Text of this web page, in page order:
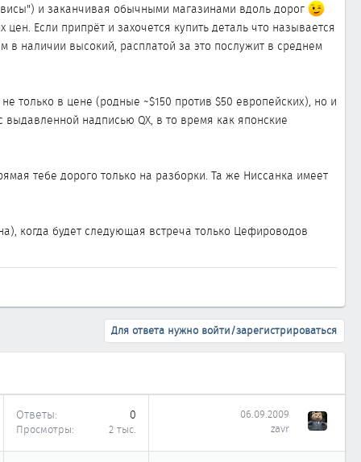
и заканчивая обычными магазинами вдоль дорог
Если припрёт и захочется купить деталь что называется
наличии высокий, расплатой за это послужит в среднем
только в цене (родные ~$150 против $50 европейских), но и
надписью QX, в то время как японские
тебе дорого только на разборки. Та же Ниссанка имеет
когда будет следующая встреча только Цефироводов
Для ответа нужно войти/зарегистрироваться
Ответы 0
Просмотры 2 тыс.
06.09.2009
zavr